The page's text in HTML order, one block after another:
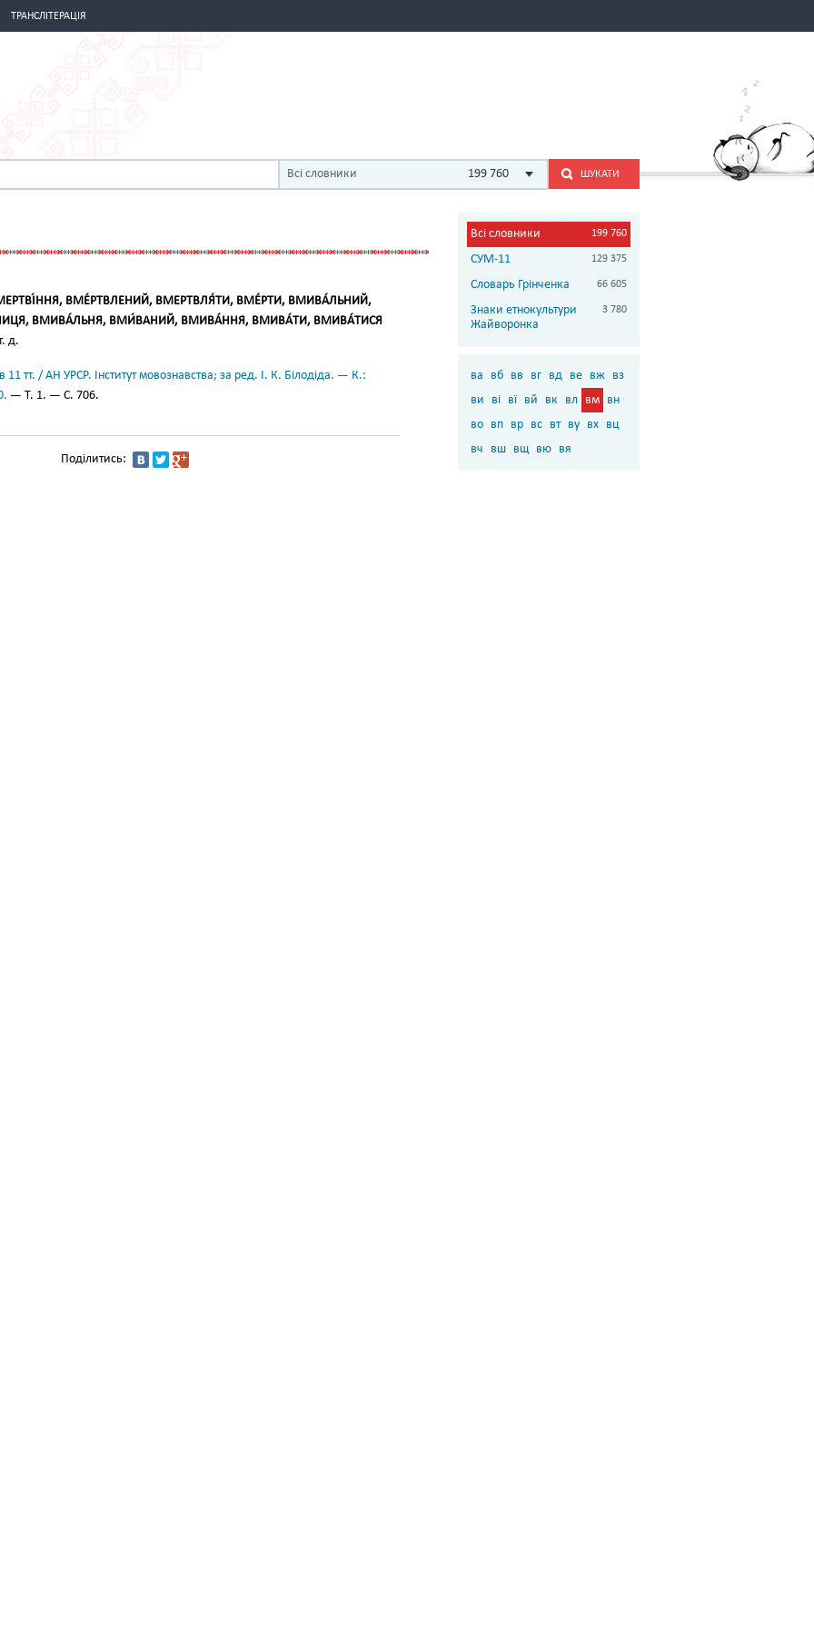
ТРАНСЛІТЕРАЦІЯ
Всі словники 199 760 ШУКАТИ
ВМЕ́РТВЛЕНИЙ, ВМЕРТВЛЯ́ТИ, ВМЕ́РТИ, ВМИВА́ЛЬНИЙ,
ВМИВА́ЛЬНЯ, ВМИ́ВАНИЙ, ВМИВА́ННЯ, ВМИВА́ТИ, ВМИВА́ТИСЯ
д.
11 тт. / АН УРСР. Інститут мовознавства; за ред. І. К. Білодіда. — К.:
— Т. 1. — С. 706.
Поділитись:
Всі словники 199 760
СУМ-11 129 375
Словарь Грінченка 66 605
Знаки етнокультури
Жайворонка
3 780
ва вб вв вг вд ве вж вз
ви
ві вї вй вк вл вм вн
во вп вр вс вт ву вх вц
вч
вш вщ вю вя